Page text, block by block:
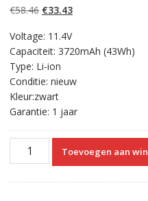
gebaseerd op
klantbeoordelin
€58.46 Oorspronkelijke
was:
€58.46.
€33.43Huidige
€33.43.
Voltage: 11.4V
Capaciteit: 3720mAh (43Wh)
Type: Li-ion
Conditie: nieuw
Kleur:zwart
Garantie: 1 jaar
Originele
Toevoegen aan